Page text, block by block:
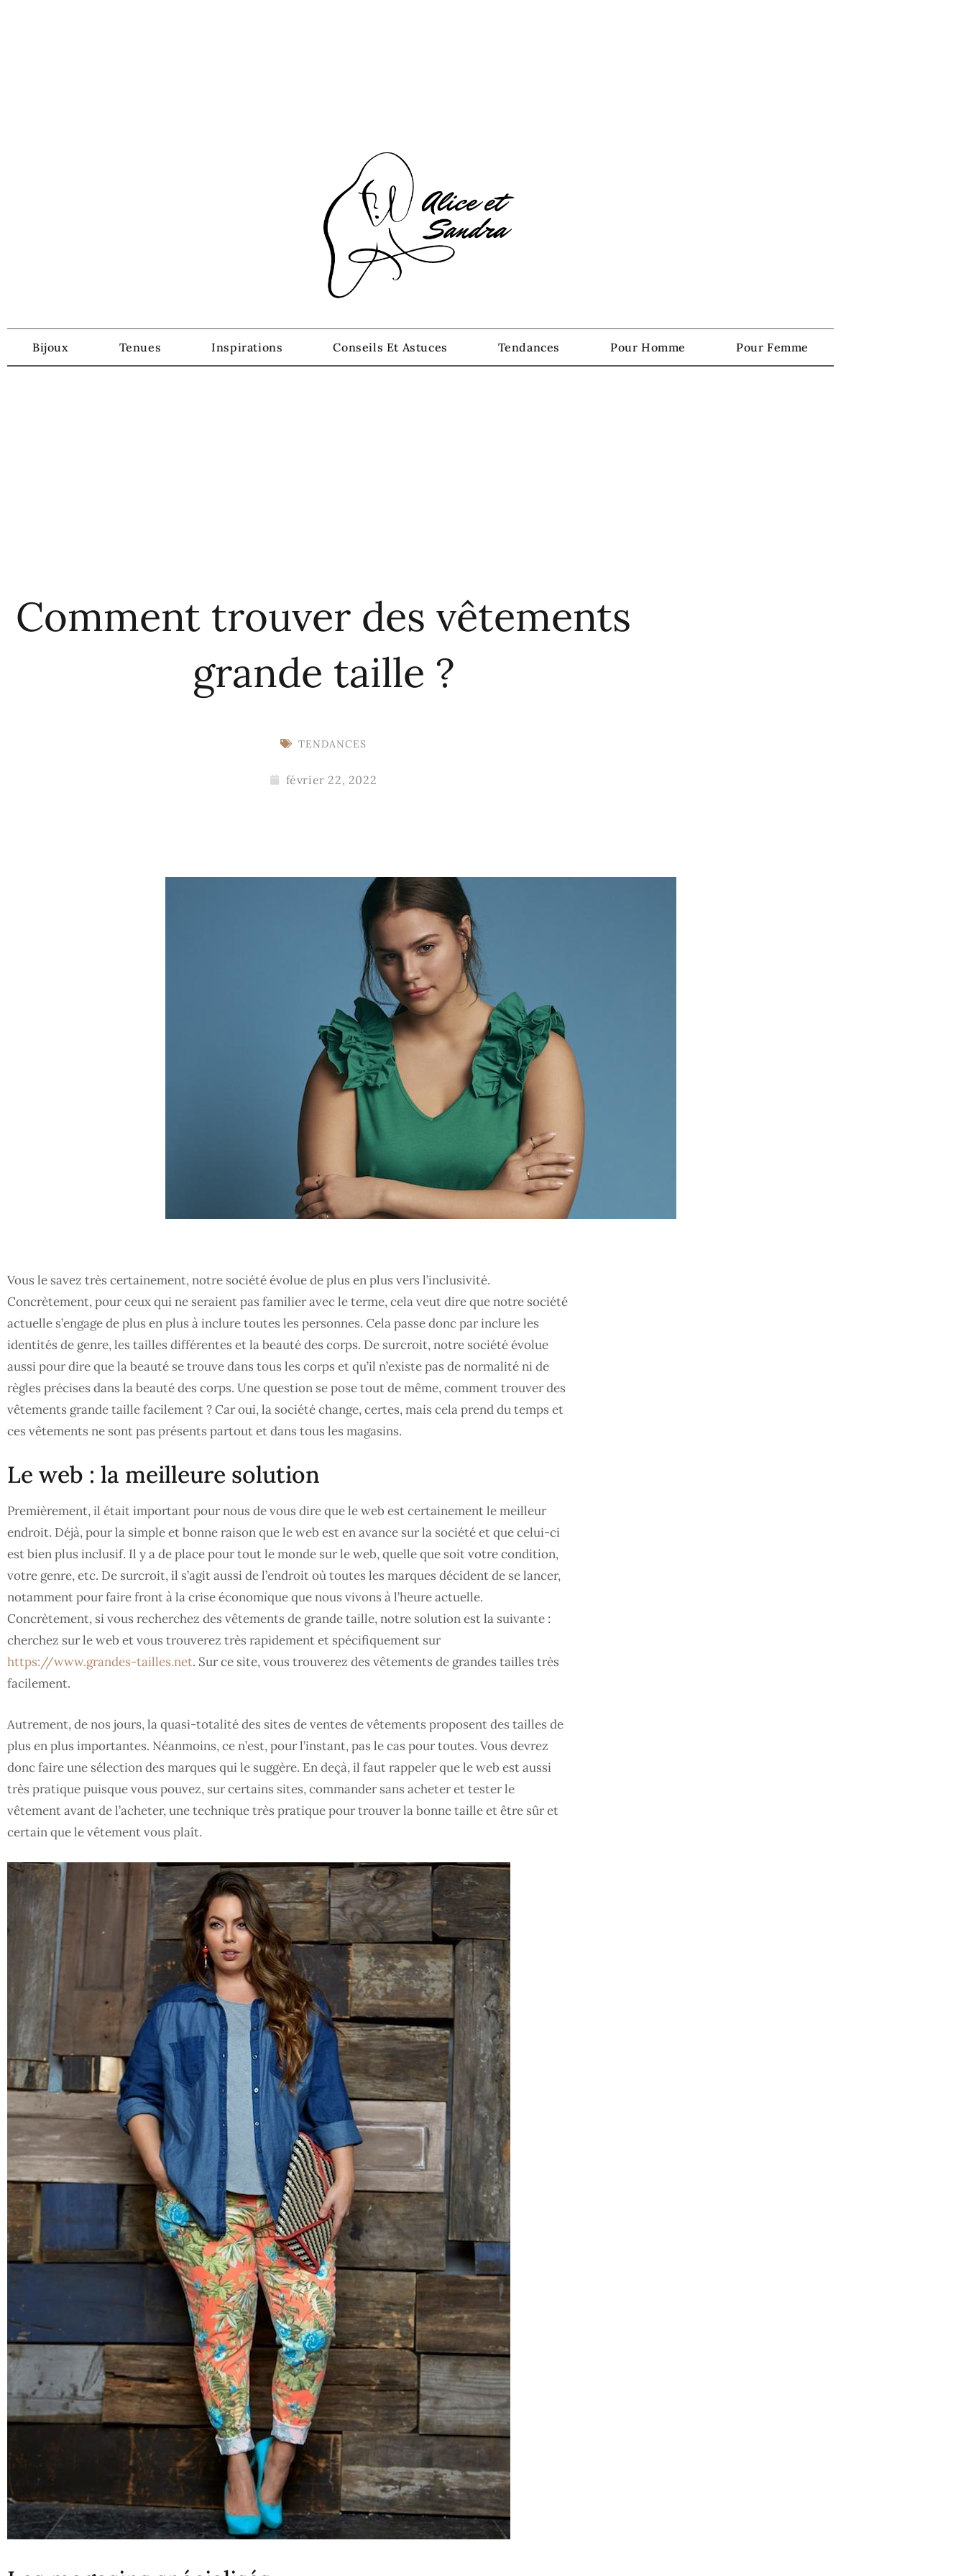
Bijoux Tenues Inspirations Conseils Et Astuces Tendances Pour Homme Pour Femme
Comment trouver des vêtements
grande taille ?
TENDANCES
février 22, 2022
Vous le savez très certainement, notre société évolue de plus en plus vers l’inclusivité.
Concrètement, pour ceux qui ne seraient pas familier avec le terme, cela veut dire que notre société
actuelle s’engage de plus en plus à inclure toutes les personnes. Cela passe donc par inclure les
identités de genre, les tailles différentes et la beauté des corps. De surcroit, notre société évolue
aussi pour dire que la beauté se trouve dans tous les corps et qu’il n’existe pas de normalité ni de
règles précises dans la beauté des corps. Une question se pose tout de même, comment trouver des
vêtements grande taille facilement ? Car oui, la société change, certes, mais cela prend du temps et
ces vêtements ne sont pas présents partout et dans tous les magasins.
Le web : la meilleure solution
Premièrement, il était important pour nous de vous dire que le web est certainement le meilleur
endroit. Déjà, pour la simple et bonne raison que le web est en avance sur la société et que celui-ci
est bien plus inclusif. Il y a de place pour tout le monde sur le web, quelle que soit votre condition,
votre genre, etc. De surcroit, il s’agit aussi de l’endroit où toutes les marques décident de se lancer,
notamment pour faire front à la crise économique que nous vivons à l’heure actuelle.
Concrètement, si vous recherchez des vêtements de grande taille, notre solution est la suivante :
cherchez sur le web et vous trouverez très rapidement et spécifiquement sur
https://www.grandes-tailles.net. Sur ce site, vous trouverez des vêtements de grandes tailles très
facilement.
Autrement, de nos jours, la quasi-totalité des sites de ventes de vêtements proposent des tailles de
plus en plus importantes. Néanmoins, ce n’est, pour l’instant, pas le cas pour toutes. Vous devrez
donc faire une sélection des marques qui le suggère. En deçà, il faut rappeler que le web est aussi
très pratique puisque vous pouvez, sur certains sites, commander sans acheter et tester le
vêtement avant de l’acheter, une technique très pratique pour trouver la bonne taille et être sûr et
certain que le vêtement vous plaît.